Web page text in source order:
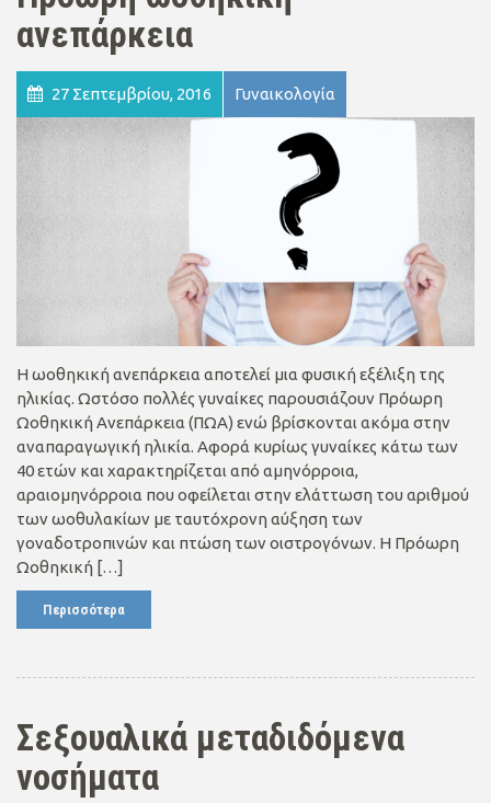
ανεπάρκεια
27 Σεπτεμβρίου, 2016 Γυναικολογία
Η ωοθηκική ανεπάρκεια αποτελεί μια φυσική εξέλιξη της
ηλικίας. Ωστόσο πολλές γυναίκες παρουσιάζουν Πρόωρη
Ωοθηκική Ανεπάρκεια (ΠΩΑ) ενώ βρίσκονται ακόμα στην
αναπαραγωγική ηλικία. Αφορά κυρίως γυναίκες κάτω των
40 ετών και χαρακτηρίζεται από αμηνόρροια,
αραιομηνόρροια που οφείλεται στην ελάττωση του αριθμού
των ωοθυλακίων με ταυτόχρονη αύξηση των
γοναδοτροπινών και πτώση των οιστρογόνων. Η Πρόωρη
Ωοθηκική […]
Περισσότερα
Σεξουαλικά μεταδιδόμενα
νοσήματα